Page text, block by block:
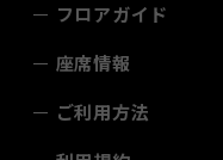
フロアガイド
座席情報
ご利用方法